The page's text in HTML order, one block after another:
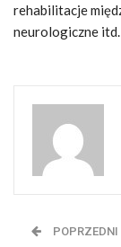
rehabilitacje
neurologiczne itd.
POPRZEDNI